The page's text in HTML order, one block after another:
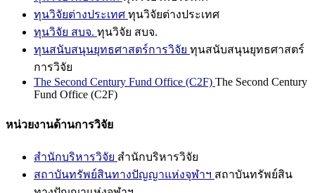
ทุนวิจัยต่างประเทศ ทุนวิจัยต่างประเทศ
ทุนวิจัย สบจ. ทุนวิจัย สบจ.
ทุนสนับสนุนยุทธศาสตร์การวิจัย ทุนสนับสนุนยุทธศาสตร์
การวิจัย
The Second Century Fund Office (C2F) The Second Century
Fund Office (C2F)
หน่วยงานด้านการวิจัย
สำนักบริหารวิจัย สำนักบริหารวิจัย
สถาบันทรัพย์สินทางปัญญาแห่งจุฬาฯ สถาบันทรัพย์สิน